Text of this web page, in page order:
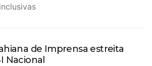
de Imprensa estreita
Nacional